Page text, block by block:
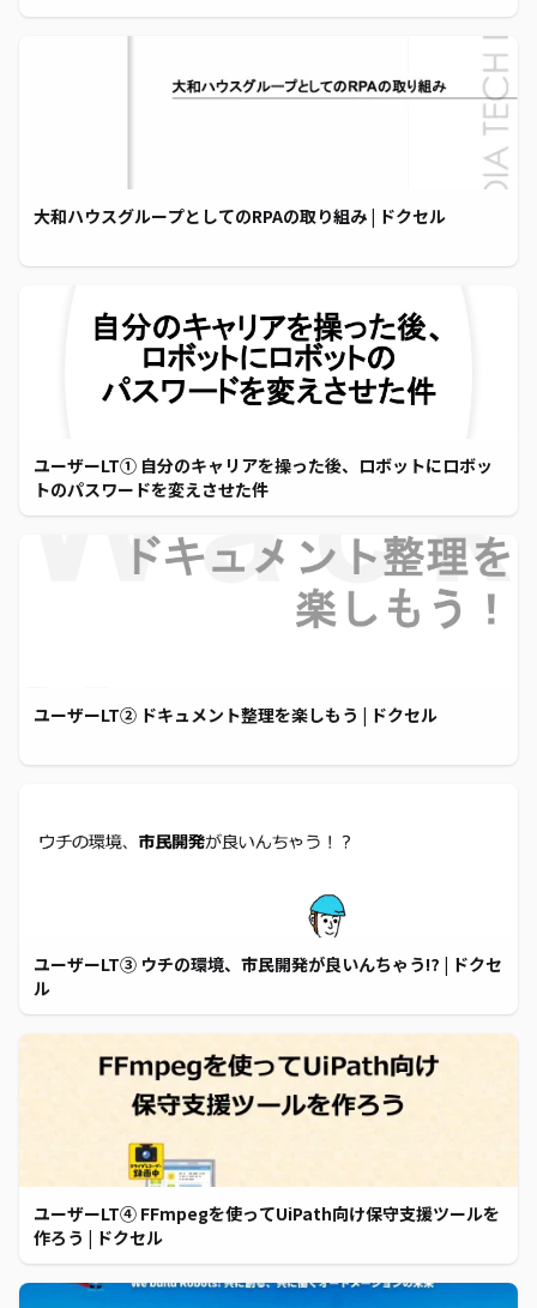
大和ハウスグループとしてのRPAの取り組み | ドクセル
ユーザーLT① 自分のキャリアを操った後、ロボットにロボッ
トのパスワードを変えさせた件
ユーザーLT② ドキュメント整理を楽しもう | ドクセル
ユーザーLT③ ウチの環境、市民開発が良いんちゃう⁉ | ドクセ
ル
ユーザーLT④ FFmpegを使ってUiPath向け保守支援ツールを
作ろう | ドクセル